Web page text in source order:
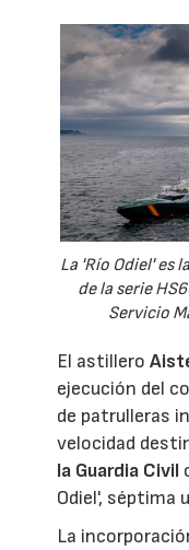
La 'Río Odiel' es
de la serie
Servicio
El astillero
ejecución del
de patrulleras
velocidad
la Guardia Civil
Odiel', séptima
La